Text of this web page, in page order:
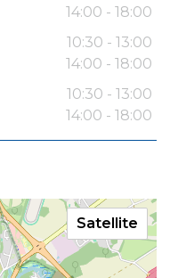
14:00 - 18:00
10:30 - 13:00
14:00 - 18:00
10:30 - 13:00
14:00 - 18:00
Satellite